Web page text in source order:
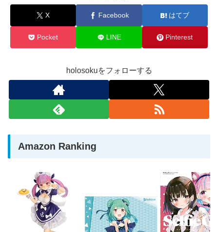
X Facebook はてブ
Pocket LINE Pinterest
holosokuをフォローする
Amazon Ranking